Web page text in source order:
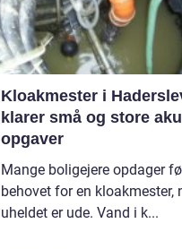
Kloakmester i
klarer små og store
opgaver
Mange boligejere opdager
behovet for en kloakmester,
uheldet er ude. Vand i k...